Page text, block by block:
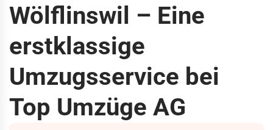
Wölflinswil – Eine
erstklassige
Umzugsservice bei
Top Umzüge AG